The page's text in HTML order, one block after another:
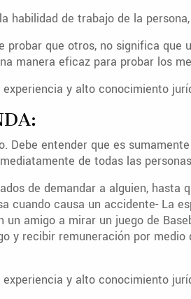
de trabajo de la
que otros, no significa
manera eficaz para probar los
y alto conocimiento
entender que es
de todas las
de demandar a alguien,
cuando causa un accidente- La
amigo a mirar un juego de
y recibir remuneración por
y alto conocimiento